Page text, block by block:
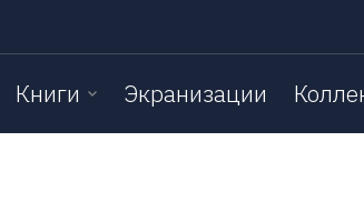
Книги Экранизации